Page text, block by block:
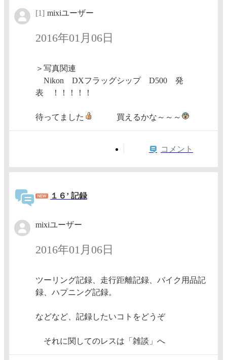
[1] mixiユーザー
2016年01月06日
＞写真関連
Nikon DXフラッグシップ D500 発
表 ！！！！！
待ってました 買えるかな～～～
コメント
１６’ 記録
mixiユーザー
2016年01月06日
ツーリング記録、走行距離記録、バイク用品記
録、ハプニング記録。
などなど、記録したいコトをどうぞ
それに関してのレスは「雑談」へ